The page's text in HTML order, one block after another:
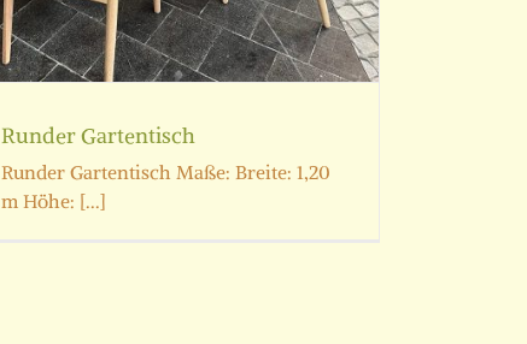
Runder Gartentisch
Runder Gartentisch Maße: Breite: 1,20
m Höhe: [...]